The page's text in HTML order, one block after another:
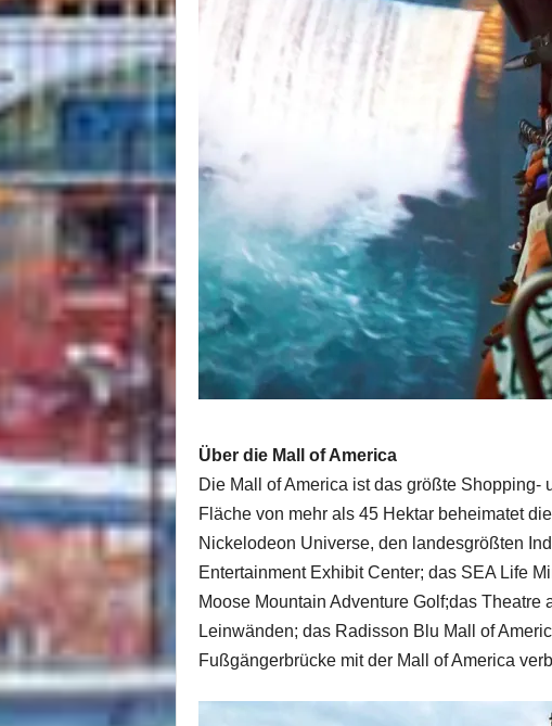
Über die Mall of America
Die Mall of America ist das größte Shopping-
Fläche von mehr als 45 Hektar beheimatet
Nickelodeon Universe, den landesgrößten
Entertainment Exhibit Center; das SEA Life
Moose Mountain Adventure Golf;das Theatre
Leinwänden; das Radisson Blu Mall of
Fußgängerbrücke mit der Mall of America